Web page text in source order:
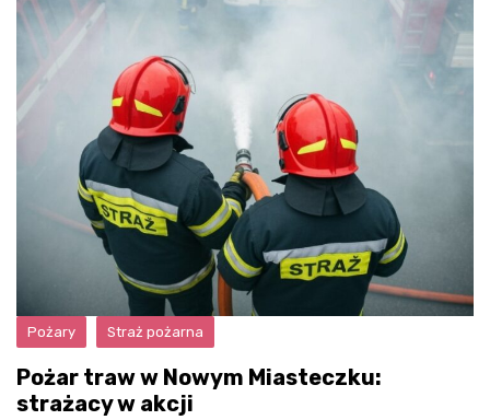
Pożary Straż pożarna
Pożar traw w Nowym Miasteczku:
strażacy w akcji